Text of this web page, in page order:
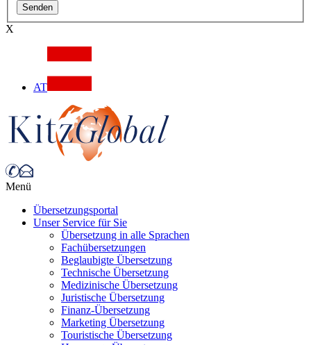
X
AT
Menü
Übersetzungsportal
Unser Service für Sie
Übersetzung in alle Sprachen
Fachübersetzungen
Beglaubigte Übersetzung
Technische Übersetzung
Medizinische Übersetzung
Juristische Übersetzung
Finanz-Übersetzung
Marketing Übersetzung
Touristische Übersetzung